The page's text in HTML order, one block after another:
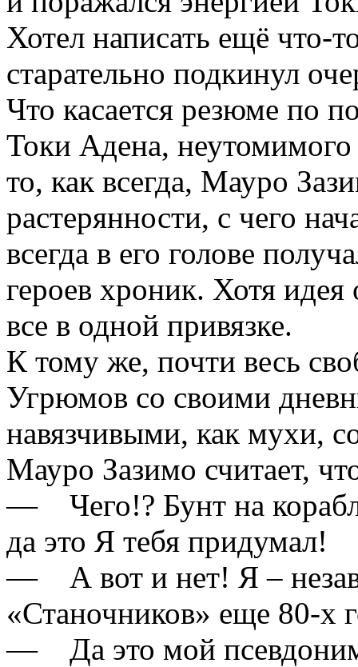
Хотел написать ещё что-
старательно подкинул
Что касается резюме по
Токи Адена,
то, как всегда, Мауро
растерянности, с чего
всегда в его голове
героев хроник. Хотя идея
все в одной привязке.
К тому же, почти весь
Угрюмов со своими
навязчивыми, как мухи,
Мауро Зазимо считает,
— Чего!? Бунт на
да это Я тебя придумал!
— А вот и нет! Я –
«Станочников» еще 80-х
— Да это мой